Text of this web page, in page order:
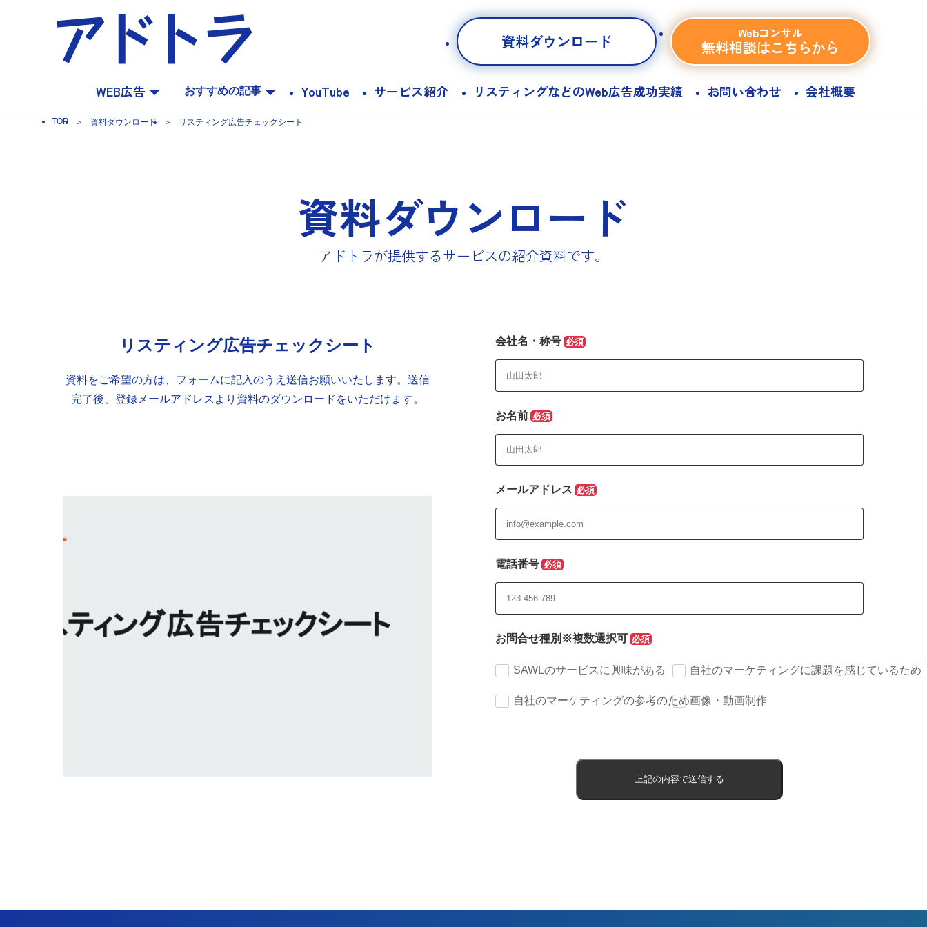
資料ダウンロード Webコンサル
無料相談はこちらから
WEB広告 おすすめの記事 YouTube サービス紹介 リスティングなどのWeb広告成功実績 お問い合わせ 会社概要
TOP 資料ダウンロード リスティング広告チェックシート
資料ダウンロード
アドトラが提供するサービスの紹介資料です。
リスティング広告チェックシート
資料をご希望の方は、フォームに記入のうえ送信お願いいたします。送信
完了後、登録メールアドレスより資料のダウンロードをいただけます。
会社名・称号
お名前
メールアドレス
電話番号
お問合せ種別※複数選択可
SAWLのサービスに興味がある 自社のマーケティングに課題を感じているため
自社のマーケティングの参考のため画像・動画制作